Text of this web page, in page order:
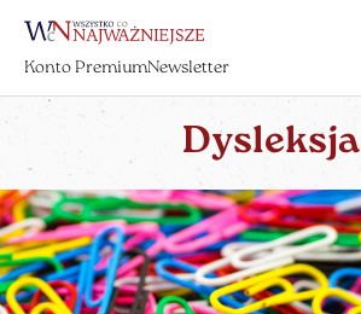
Konto PremiumNewsletter
Dysleksja